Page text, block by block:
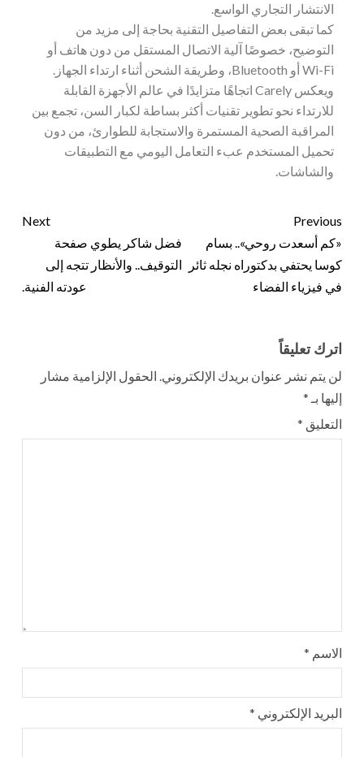
الانتشار التجاري الواسع.
كما تبقى بعض التفاصيل التقنية بحاجة إلى مزيد من
التوضيح، خصوصًا آلية الاتصال المستقل من دون هاتف أو
Wi-Fi أو Bluetooth، وطريقة الشحن أثناء ارتداء الجهاز.
ويعكس Carely اتجاهًا متزايدًا في عالم الأجهزة القابلة
للارتداء نحو تطوير تقنيات أكثر بساطة لكبار السن، تجمع بين
المراقبة الصحية المستمرة والاستجابة للطوارئ، من دون
تحميل المستخدم عبء التعامل اليومي مع التطبيقات
والشاشات.
Previous
«كم أسعدت روحي».. بسام
كوسا يحتفي بدكتوراه نجله ثائر
في فيزياء الفضاء
Next
فضل شاكر يطوي صفحة
التوقيف.. والأنظار تتجه إلى
عودته الفنية.
اترك تعليقاً
لن يتم نشر عنوان بريدك الإلكتروني. الحقول الإلزامية مشار
إليها بـ *
التعليق *
الاسم *
البريد الإلكتروني *